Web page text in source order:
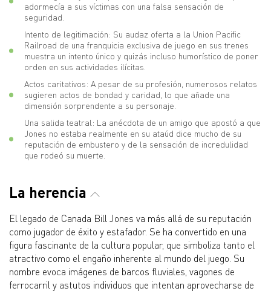
adormecía a sus víctimas con una falsa sensación de
seguridad.
Intento de legitimación: Su audaz oferta a la Union Pacific
Railroad de una franquicia exclusiva de juego en sus trenes
muestra un intento único y quizás incluso humorístico de poner
orden en sus actividades ilícitas.
Actos caritativos: A pesar de su profesión, numerosos relatos
sugieren actos de bondad y caridad, lo que añade una
dimensión sorprendente a su personaje.
Una salida teatral: La anécdota de un amigo que apostó a que
Jones no estaba realmente en su ataúd dice mucho de su
reputación de embustero y de la sensación de incredulidad
que rodeó su muerte.
La herencia
El legado de Canada Bill Jones va más allá de su reputación
como jugador de éxito y estafador. Se ha convertido en una
figura fascinante de la cultura popular, que simboliza tanto el
atractivo como el engaño inherente al mundo del juego. Su
nombre evoca imágenes de barcos fluviales, vagones de
ferrocarril y astutos individuos que intentan aprovecharse de